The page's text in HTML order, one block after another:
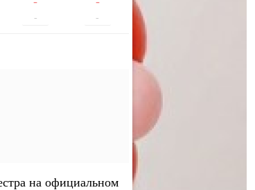
- -
на официальном